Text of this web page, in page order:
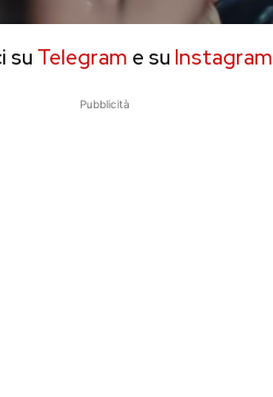
su Telegram e su Instagram
Pubblicità